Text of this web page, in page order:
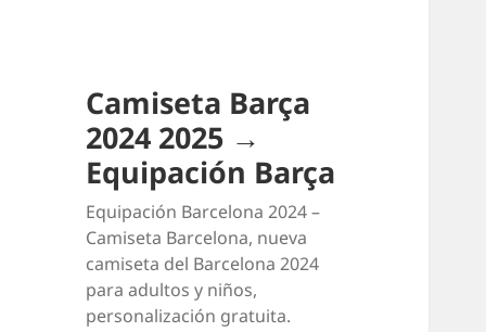
Camiseta Barça
2024 2025 →
Equipación Barça
Equipación Barcelona 2024 –
Camiseta Barcelona, nueva
camiseta del Barcelona 2024
para adultos y niños,
personalización gratuita.